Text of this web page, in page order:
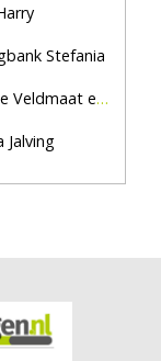
Stefania
en De Pas
Jalving